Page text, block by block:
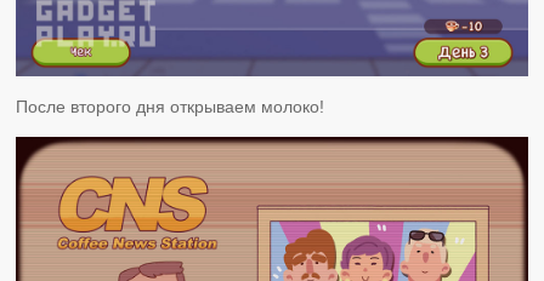
После второго дня открываем молоко!